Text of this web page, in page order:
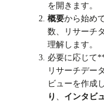
を開きます。
概要から始めて
数、リサーチ
理解します。
必要に応じて
リサーチデー
ビューを作成
り
インタビ